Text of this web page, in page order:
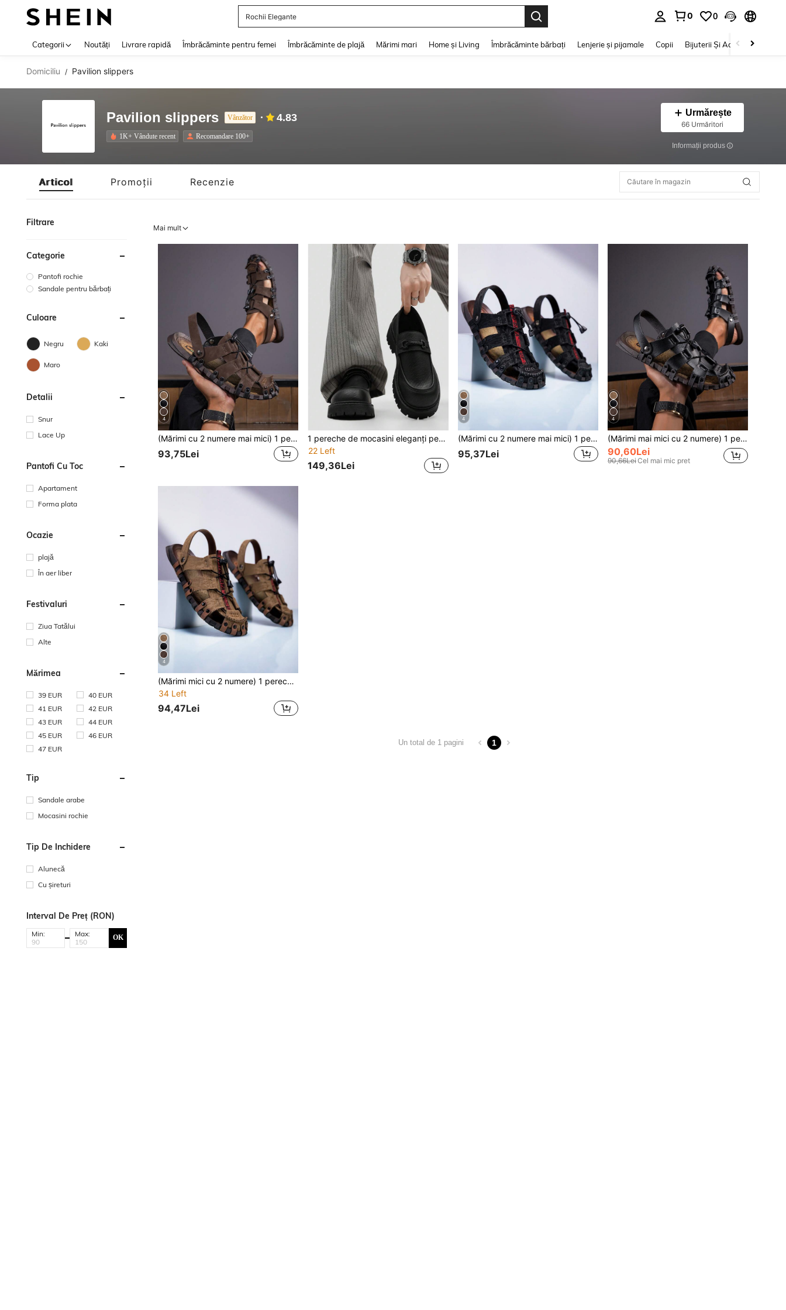
Rochii Elegante
0 0
Categorii Noutăți Livrare rapidă Îmbrăcăminte pentru femei Îmbrăcăminte de plajă Mărimi mari Home și Living Îmbrăcăminte bărbați Lenjerie și pijamale Copii Bijuterii Și Accesorii
Domiciliu / Pavilion slippers
Pavilion slippers Vânzător 4.83
1K+ Vândute recent Recomandare 100+
Urmărește
66 Urmăritori
Informații produs
Articol Promoții Recenzie
Filtrare
Categorie
Pantofi rochie
Sandale pentru bărbați
Culoare
Negru Kaki
Maro
Detalii
Snur
Lace Up
Pantofi Cu Toc
Apartament
Forma plata
Ocazie
plajă
În aer liber
Festivaluri
Ziua Tatălui
Alte
Mărimea
39 EUR
40 EUR
41 EUR
42 EUR
43 EUR
44 EUR
45 EUR
46 EUR
47 EUR
Tip
Sandale arabe
Mocasini rochie
Tip De Închidere
Alunecă
Cu șireturi
Interval De Preț (RON)
Min: Max: OK
Mai mult
4
(Mărimi cu 2 numere mai mici) 1 pereche de sandale romane pentru bărbați, realizate manual din piele PU, cu vârf închis, respirabile, pantofi casual de vară pentru plajă și exterior, din piele PU cusută manual, versatile pentru purtare casual și în aer liber, Notă: Acest model este cu 2 numere mai mic în mărimea CN, vă rugăm să alegeți mărimea în funcție de lungimea branțului furnizat pentru o potrivire mai bună
93,75Lei
1 pereche de mocasini eleganți pentru bărbați, stil retro universitar, din PU mat negru, cu talpă groasă, pantofi Derby, business casual, potriviți pentru pantaloni eleganți, blugi și pantaloni cargo
22 Left
149,36Lei
4
(Mărimi cu 2 numere mai mici) 1 pereche de sandale romane pentru bărbați, lucrate manual, din piele PU, cu vârf închis, respirabile, încălțăminte casual de vară pentru plajă și exterior, din piele PU cusută manual, potrivite pentru purtare casual și în aer liber, Notă: Acest model este cu 2 numere mai mic în mărimea CN, vă rugăm să alegeți mărimea în funcție de lungimea interioară pentru o potrivire mai bună
95,37Lei
4
(Mărimi mai mici cu 2 numere) 1 pereche de sandale romane pentru bărbați, lucrate manual, din piele PU, cu vârf închis, respirabile, pentru vară, casual, pentru plajă și exterior, cusute manual, potrivite pentru purtare casual și în aer liber, Notă: Acest model este mai mic cu 2 numere în mărimea CN, vă rugăm să alegeți mărimea în funcție de lungimea interioară furnizată pentru o potrivire mai bună
90,60Lei
90,66LeiCel mai mic pret
4
(Mărimi mici cu 2 numere) 1 pereche de sandale romane pentru bărbați, realizate manual din piele PU, cu vârf închis, respirabile, încălțăminte casual de vară pentru plajă și exterior, cusute manual, potrivite pentru purtare casual și în aer liber, Notă: Acest model este mai mic cu 2 numere în mărimea CN, vă rugăm să alegeți mărimea în funcție de lungimea branțului furnizat pentru o potrivire mai bună
34 Left
94,47Lei
Un total de 1 pagini 1